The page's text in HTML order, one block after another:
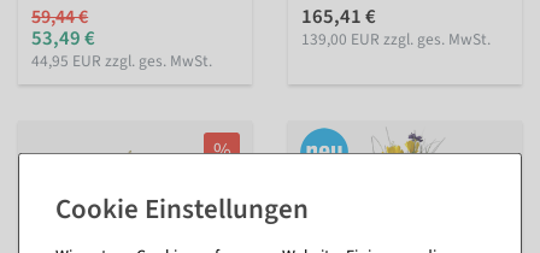
59,44 €
53,49 €
44,95 EUR zzgl. ges. MwSt.
165,41 €
139,00 EUR zzgl. ges. MwSt.
%